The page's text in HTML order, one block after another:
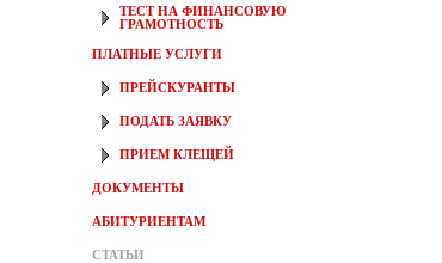
ТЕСТ НА ФИНАНСОВУЮ
ГРАМОТНОСТЬ
ПЛАТНЫЕ УСЛУГИ
ПРЕЙСКУРАНТЫ
ПОДАТЬ ЗАЯВКУ
ПРИЕМ КЛЕЩЕЙ
ДОКУМЕНТЫ
АБИТУРИЕНТАМ
СТАТЬИ